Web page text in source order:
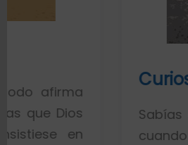
Curiosidades
Sabías que…
cuando ve